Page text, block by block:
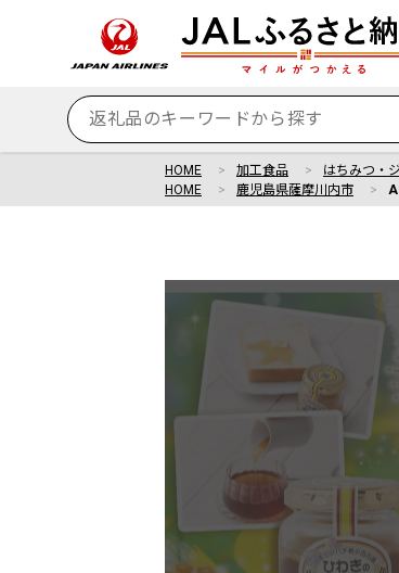
HOME 加工食品 はちみつ・
HOME
鹿児島県薩摩川内市